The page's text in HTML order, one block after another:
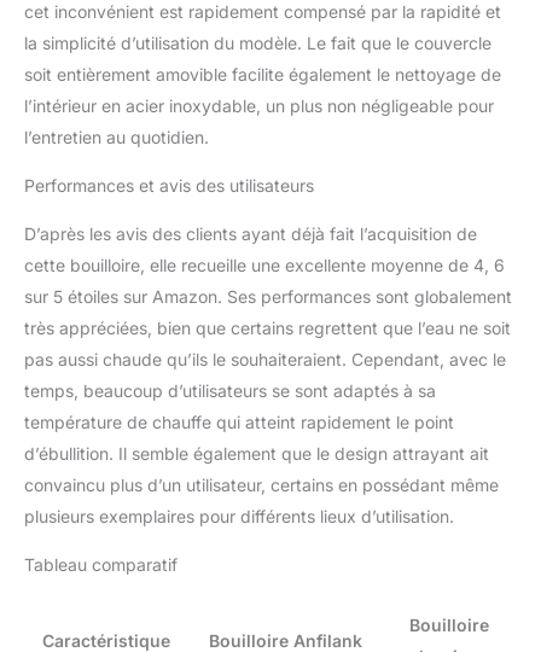
est fabriquée en acier
inoxydable 304 avec bec
en col de cygne et
poignée en plastique
sans BPA et couvercle
qualité alimentaire vous
de vie, une durabilité
remarquable et une
isolation parfaite, ainsi
que l'eau la plus pure
sans risques chimiques.
Protection automatique
contre l'arrêt et le
séchage à ébullition : la
bouilloire électrique à col
d'arrêt automatique.
Assurez-vous de couvrir
cet inconvénient est rapidement compensé par la rapidité et
la simplicité d’utilisation du modèle. Le fait que le couvercle
soit entièrement amovible facilite également le nettoyage de
l’intérieur en acier inoxydable, un plus non négligeable pour
l’entretien au quotidien.
Performances et avis des utilisateurs
D’après les avis des clients ayant déjà fait l’acquisition de
cette bouilloire, elle recueille une excellente moyenne de 4, 6
sur 5 étoiles sur Amazon. Ses performances sont globalement
très appréciées, bien que certains regrettent que l’eau ne soit
pas aussi chaude qu’ils le souhaiteraient. Cependant, avec le
temps, beaucoup d’utilisateurs se sont adaptés à sa
température de chauffe qui atteint rapidement le point
d’ébullition. Il semble également que le design attrayant ait
convaincu plus d’un utilisateur, certains en possédant même
plusieurs exemplaires pour différents lieux d’utilisation.
Tableau comparatif
Caractéristique Bouilloire Anfilank
Bouilloire